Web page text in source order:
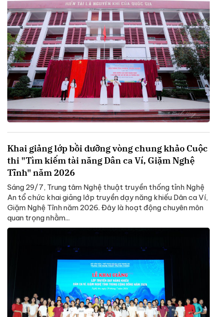
Khai giảng lớp bồi dưỡng vòng chung khảo Cuộc
thi "Tìm kiếm tài năng Dân ca Ví, Giặm Nghệ
Tĩnh" năm 2026
Sáng 29/7, Trung tâm Nghệ thuật truyền thống tỉnh Nghệ
An tổ chức khai giảng lớp truyền dạy năng khiếu Dân ca Ví,
Giặm Nghệ Tĩnh năm 2026. Đây là hoạt động chuyên môn
quan trọng nhằm...